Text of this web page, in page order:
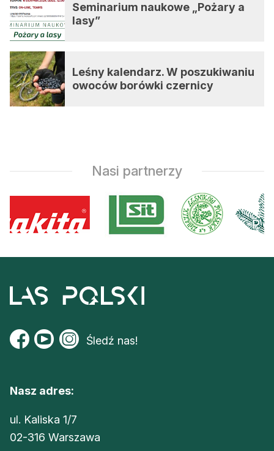
Seminarium naukowe „Pożary a
lasy”
Leśny kalendarz. W poszukiwaniu
owoców borówki czernicy
Nasi partnerzy
Śledź nas!
Nasz adres:
ul. Kaliska 1/7
02-316 Warszawa